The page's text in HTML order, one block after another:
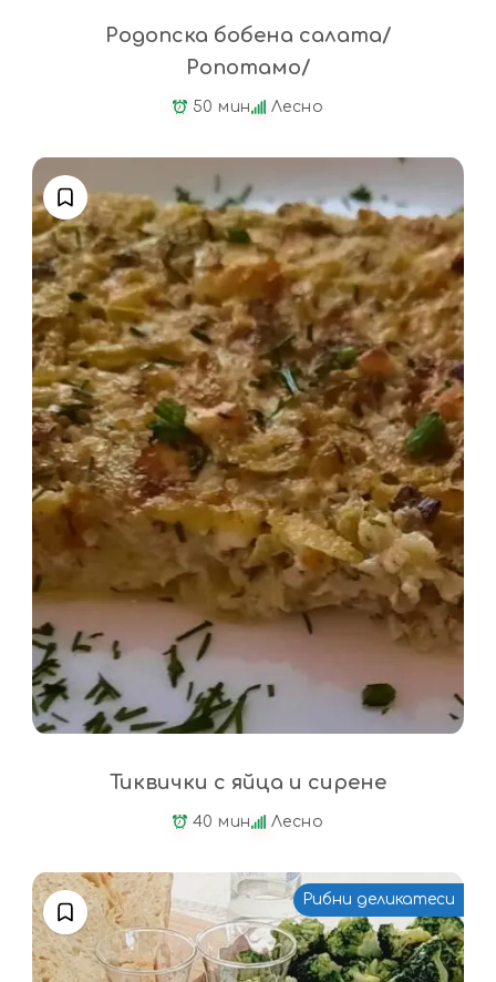
Родопска бобена салата/
Ропотамо/
50 мин Лесно
Тиквички с яйца и сирене
40 мин Лесно
Рибни деликатеси